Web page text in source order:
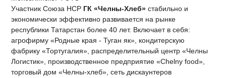
Участник Союза НСР ГК «Челны-Хлеб» стабильно и
экономически эффективно развивается на рынке
республики Татарстан более 40 лет. Включает в себя:
агрофирму «Родные края - Туган як», кондитерскую
фабрику «Тортугалия», распределительный центр «Челны
Логистик», производственное предприятие «Chelny food»,
торговый дом «Челны-хлеб», сеть дискаунтеров